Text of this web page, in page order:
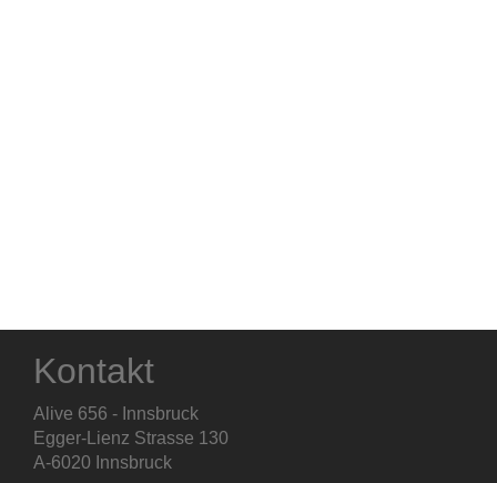
Kontakt
Alive 656 - Innsbruck
Egger-Lienz Strasse 130
A-6020 Innsbruck